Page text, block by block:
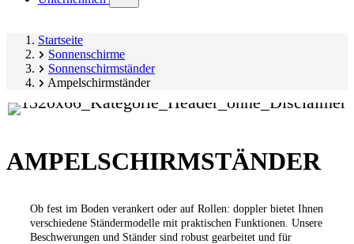
submenu)
Startseite
Sonnenschirme
Sonnenschirmständer
Ampelschirmständer
AMPELSCHIRMSTÄNDER
Ob fest im Boden verankert oder auf Rollen: doppler bietet Ihnen
verschiedene Ständermodelle mit praktischen Funktionen. Unsere
Beschwerungen und Ständer sind robust gearbeitet und für